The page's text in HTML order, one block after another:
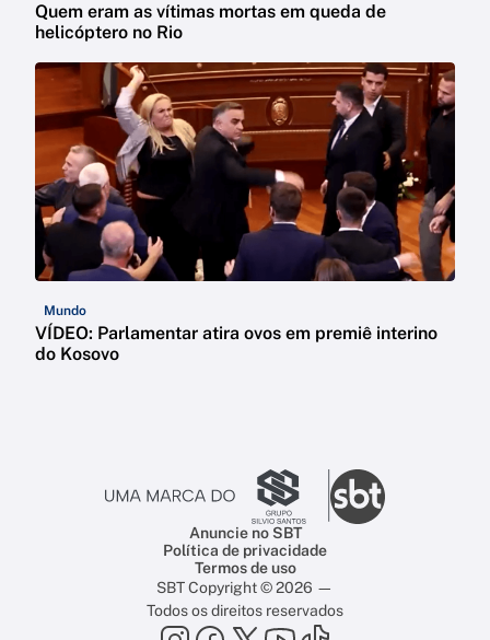
Quem eram as vítimas mortas em queda de
helicóptero no Rio
Mundo
VÍDEO: Parlamentar atira ovos em premiê interino
do Kosovo
Anuncie no SBT
Política de privacidade
Termos de uso
SBT Copyright © 2026 —
Todos os direitos reservados